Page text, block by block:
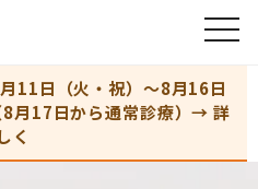
11日（火・祝）〜8月16日
8月17日から通常診療）→ 詳
しく